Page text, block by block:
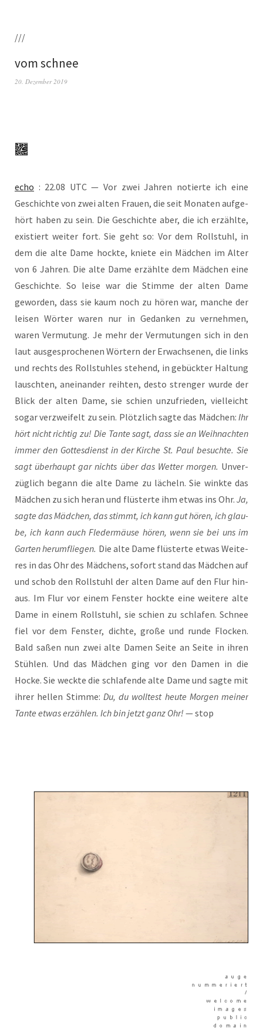
///
vom schnee
20. Dezember 2019
echo : 22.08 UTC — Vor zwei Jah­ren notier­te ich eine
Geschich­te von zwei alten Frau­en, die seit Mona­ten auf­ge­
hört haben zu sein. Die Geschich­te aber, die ich erzähl­te,
exis­tiert wei­ter fort. Sie geht so: Vor dem Roll­stuhl, in
dem die alte Dame hock­te, knie­te ein Mäd­chen im Alter
von 6 Jah­ren. Die alte Dame erzähl­te dem Mäd­chen eine
Geschich­te. So lei­se war die Stim­me der alten Dame
gewor­den, dass sie kaum noch zu hören war, man­che der
lei­sen Wör­ter waren nur in Gedan­ken zu ver­neh­men,
waren Ver­mu­tung. Je mehr der Ver­mu­tun­gen sich in den
laut aus­ge­spro­che­nen Wör­tern der Erwach­se­nen, die links
und rechts des Roll­stuh­les ste­hend, in gebück­ter Hal­tung
lausch­ten, anein­an­der reih­ten, des­to stren­ger wur­de der
Blick der alten Dame, sie schien unzu­frie­den, viel­leicht
sogar ver­zwei­felt zu sein. Plötz­lich sag­te das Mäd­chen: Ihr
hört nicht rich­tig zu! Die Tan­te sagt, dass sie an Weih­nach­ten
immer den Got­tes­dienst in der Kir­che St. Paul besuch­te. Sie
sagt über­haupt gar nichts über das Wet­ter mor­gen. Unver­
züg­lich begann die alte Dame zu lächeln. Sie wink­te das
Mäd­chen zu sich her­an und flüs­ter­te ihm etwas ins Ohr. Ja,
sag­te das Mäd­chen, das stimmt, ich kann gut hören, ich glau­
be, ich kann auch Fle­der­mäu­se hören, wenn sie bei uns im
Gar­ten her­um­flie­gen. Die alte Dame flüs­ter­te etwas Wei­te­
res in das Ohr des Mäd­chens, sofort stand das Mäd­chen auf
und schob den Roll­stuhl der alten Dame auf den Flur hin­
aus. Im Flur vor einem Fens­ter hock­te eine wei­te­re alte
Dame in einem Roll­stuhl, sie schien zu schla­fen. Schnee
fiel vor dem Fens­ter, dich­te, gro­ße und run­de Flo­cken.
Bald saßen nun zwei alte Damen Sei­te an Sei­te in ihren
Stüh­len. Und das Mäd­chen ging vor den Damen in die
Hocke. Sie weck­te die schla­fen­de alte Dame und sag­te mit
ihrer hel­len Stim­me: Du, du woll­test heu­te Mor­gen mei­ner
Tan­te etwas erzäh­len. Ich bin jetzt ganz Ohr! — stop